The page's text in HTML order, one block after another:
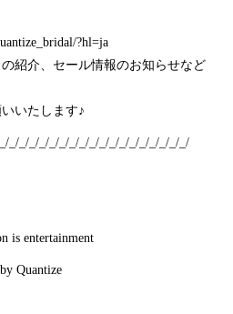
?hl=ja
紹介、セール情報のお知らせなど
いたします♪
_/_/_/_/_/_/_/_/_/_/_/_/_/_/_/_/_/_/
is entertainment
by Quantize